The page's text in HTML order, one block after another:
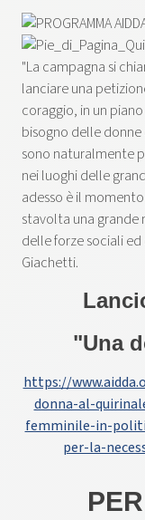
"La campagna si
lanciare una
coraggio, in un
bisogno delle
sono naturalmente
nei luoghi delle
adesso è il
stavolta una grande
delle forze sociali
Giachetti.
"Una
https://
donna-al-
femminile-in-
per-la-